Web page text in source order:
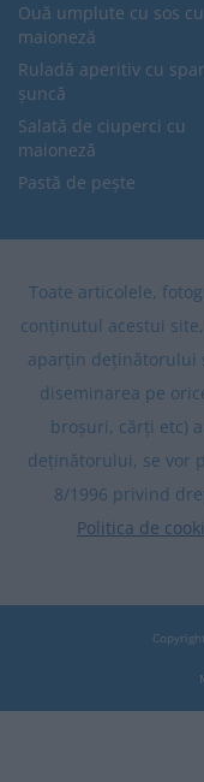
Ouă umplute cu sos cu
maioneză
Ruladă aperitiv cu
șuncă
Salată de ciuperci cu
maioneză
Pastă de pește
Toate articolele,
conținutul acestui
aparțin deținătorului
diseminarea pe
broșuri, cărți etc)
deținătorului, se vor
8/1996 privind
Politica de